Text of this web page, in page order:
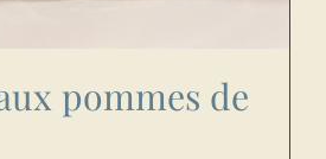
pommes de